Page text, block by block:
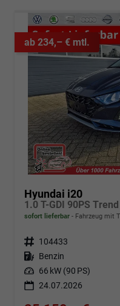
ab 234,– € mtl.
Hyundai i20
sofort lieferbar Fahrzeug mit
Fahrzeugnr. 104433
Kraftstoff Benzin
Leistung 66 kW (90 PS)
24.07.2026